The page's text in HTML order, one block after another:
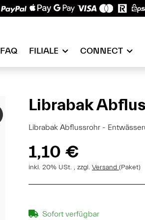
FAQ FILIALE CONNECT
Librabak
Librabak Abflussrohr -
1,10 €
inkl. 20% USt. , zzgl. Versand (Paket)
Sofort verfügbar